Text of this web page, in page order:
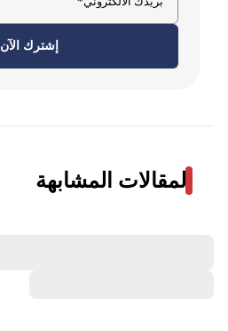
إشترك الآن
المقالات المشابهة